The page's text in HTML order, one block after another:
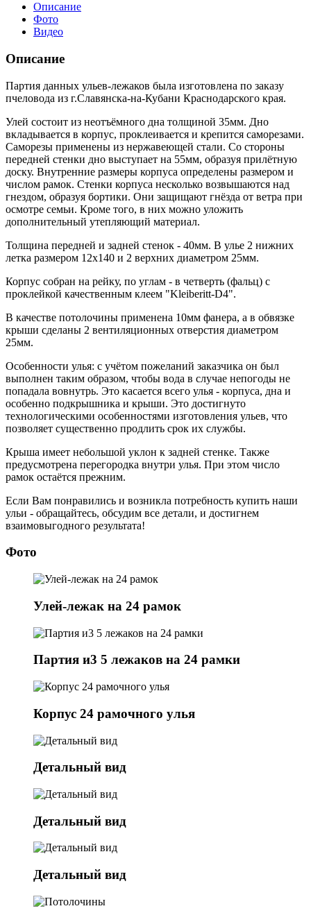
Описание
Фото
Видео
Описание
Партия данных ульев-лежаков была изготовлена по заказу
пчеловода из г.Славянска-на-Кубани Краснодарского края.
Улей состоит из неотъёмного дна толщиной 35мм. Дно
вкладывается в корпус, проклеивается и крепится саморезами.
Саморезы применены из нержавеющей стали. Со стороны
передней стенки дно выступает на 55мм, образуя прилётную
доску. Внутренние размеры корпуса определены размером и
числом рамок. Стенки корпуса несколько возвышаются над
гнездом, образуя бортики. Они защищают гнёзда от ветра при
осмотре семьи. Кроме того, в них можно уложить
дополнительный утепляющий материал.
Толщина передней и задней стенок - 40мм. В улье 2 нижних
летка размером 12х140 и 2 верхних диаметром 25мм.
Корпус собран на рейку, по углам - в четверть (фальц) с
проклейкой качественным клеем "Kleiberitt-D4".
В качестве потолочины применена 10мм фанера, а в обвязке
крыши сделаны 2 вентиляционных отверстия диаметром
25мм.
Особенности улья: с учётом пожеланий заказчика он был
выполнен таким образом, чтобы вода в случае непогоды не
попадала вовнутрь. Это касается всего улья - корпуса, дна и
особенно подкрышника и крыши. Это достигнуто
технологическими особенностями изготовления ульев, что
позволяет существенно продлить срок их службы.
Крыша имеет небольшой уклон к задней стенке. Также
предусмотрена перегородка внутри улья. При этом число
рамок остаётся прежним.
Если Вам понравились и возникла потребность купить наши
ульи - обращайтесь, обсудим все детали, и достигнем
взаимовыгодного результата!
Фото
Улей-лежак на 24 рамок
Партия и3 5 лежаков на 24 рамки
Корпус 24 рамочного улья
Детальный вид
Детальный вид
Детальный вид